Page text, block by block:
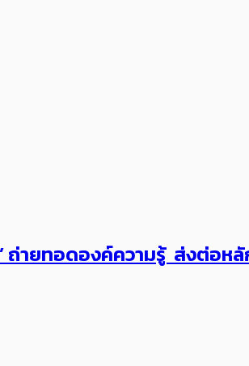
ถ่ายทอดองค์ความรู้ ส่งต่อห